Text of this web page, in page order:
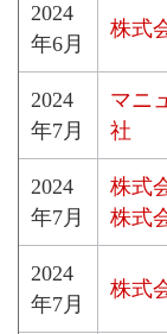
2024
年6月
株式
2024
年7月
マニ
社
2024
年7月
株式
株式
2024
年7月
株式